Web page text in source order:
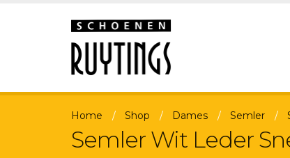
Home Shop Dames Semler
Semler Wit Leder